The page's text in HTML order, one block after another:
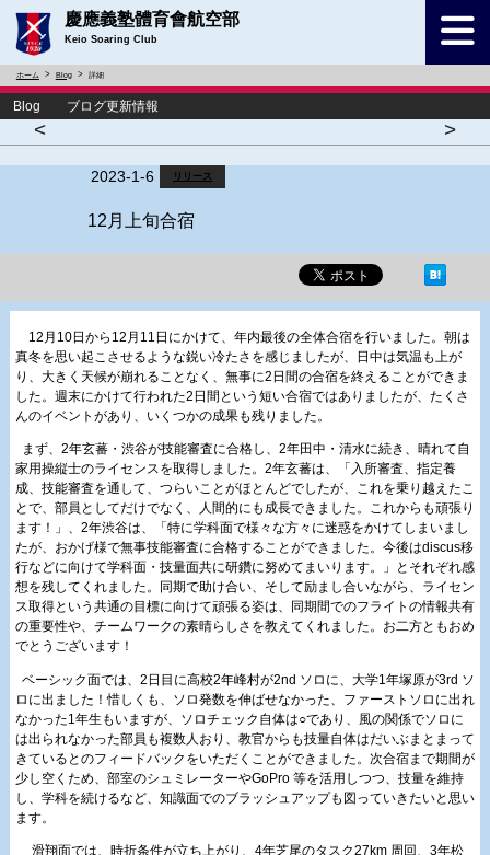
慶應義塾體育會航空部
Keio Soaring Club
ホーム Blog 詳細
Blog ブログ更新情報
< >
2023-1-6 リリース
12月上旬合宿
12月10日から12月11日にかけて、年内最後の全体合宿を行いました。朝は
真冬を思い起こさせるような鋭い冷たさを感じましたが、日中は気温も上が
り、大きく天候が崩れることなく、無事に2日間の合宿を終えることができま
した。週末にかけて行われた2日間という短い合宿ではありましたが、たくさ
んのイベントがあり、いくつかの成果も残りました。
まず、2年玄蕃・渋谷が技能審査に合格し、2年田中・清水に続き、晴れて自
家用操縦士のライセンスを取得しました。2年玄蕃は、「入所審査、指定養
成、技能審査を通して、つらいことがほとんどでしたが、これを乗り越えたこ
とで、部員としてだけでなく、人間的にも成長できました。これからも頑張り
ます！」、2年渋谷は、「特に学科面で様々な方々に迷惑をかけてしまいまし
たが、おかげ様で無事技能審査に合格することができました。今後はdiscus移
行などに向けて学科面・技量面共に研鑽に努めてまいります。」とそれぞれ感
想を残してくれました。同期で助け合い、そして励まし合いながら、ライセン
ス取得という共通の目標に向けて頑張る姿は、同期間でのフライトの情報共有
の重要性や、チームワークの素晴らしさを教えてくれました。お二方ともおめ
でとうございます！
ベーシック面では、2日目に高校2年峰村が2nd ソロに、大学1年塚原が3rd ソ
ロに出ました！惜しくも、ソロ発数を伸ばせなかった、ファーストソロに出れ
なかった1年生もいますが、ソロチェック自体は○であり、風の関係でソロに
は出られなかった部員も複数人おり、教官からも技量自体はだいぶまとまって
きているとのフィードバックをいただくことができました。次合宿まで期間が
少し空くため、部室のシュミレーターやGoPro 等を活用しつつ、技量を維持
し、学科を続けるなど、知識面でのブラッシュアップも図っていきたいと思い
ます。
滑翔面では、時折条件が立ち上がり、4年芝尾のタスク27km 周回、3年松